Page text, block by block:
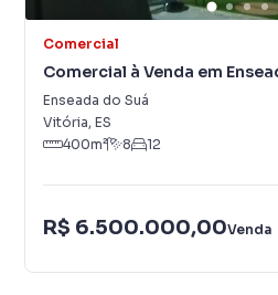
Comercial
Comercial à Venda em
Enseada do Suá
Vitória, ES
400m² 8 12
R$ 6.500.000,00Venda